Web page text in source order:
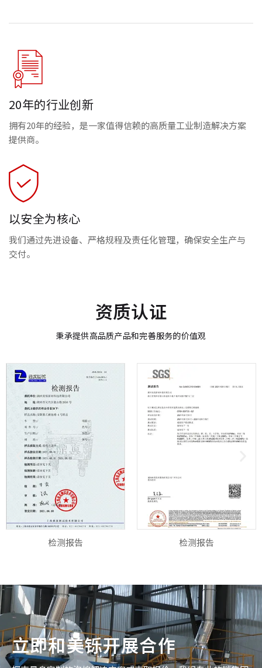
20年的行业创新
拥有20年的经验，是一家值得信赖的高质量工业制造解决方案
提供商。
以安全为核心
我们通过先进设备、严格规程及责任化管理，确保安全生产与
交付。
资质认证
秉承提供高品质产品和完善服务的价值观
检测报告 检测报告
立即和美铄开展合作